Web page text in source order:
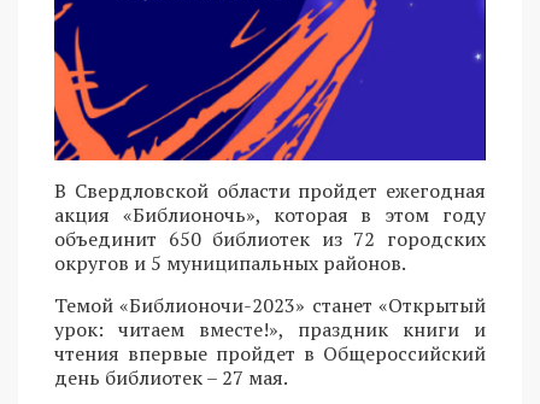
В Свердловской области пройдет ежегодная
акция «Библионочь», которая в этом году
объединит 650 библиотек из 72 городских
округов и 5 муниципальных районов.
Темой «Библионочи-2023» станет «Открытый
урок: читаем вместе!», праздник книги и
чтения впервые пройдет в Общероссийский
день библиотек – 27 мая.